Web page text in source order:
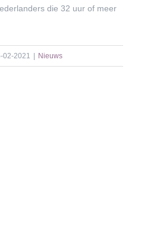
die 32 uur of meer
02-2021 Nieuws